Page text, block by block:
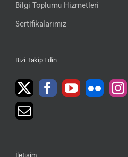
Bilgi Toplumu Hizmetleri
Sertifikalarımız
Bizi Takip Edin
İletişim